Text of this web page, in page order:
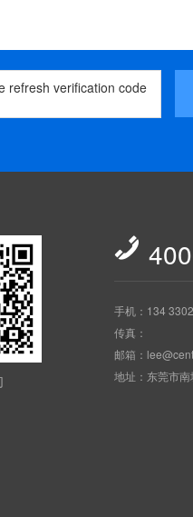

手机：134
传真：
邮箱：
地址：东莞市